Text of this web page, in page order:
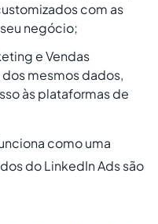
com as
negócio;
e Vendas
mesmos dados,
às plataformas de
como uma
do LinkedIn Ads são